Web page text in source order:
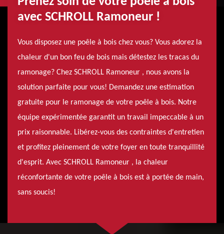
avec SCHROLL Ramoneur !
Vous disposez une poêle à bois chez vous? Vous adorez la
chaleur d'un bon feu de bois mais détestez les tracas du
ramonage? Chez SCHROLL Ramoneur , nous avons la
solution parfaite pour vous! Demandez une estimation
gratuite pour le ramonage de votre poêle à bois. Notre
équipe expérimentée garantit un travail impeccable à un
prix raisonnable. Libérez-vous des contraintes d'entretien
et profitez pleinement de votre foyer en toute tranquillité
d'esprit. Avec SCHROLL Ramoneur , la chaleur
réconfortante de votre poêle à bois est à portée de main,
sans soucis!